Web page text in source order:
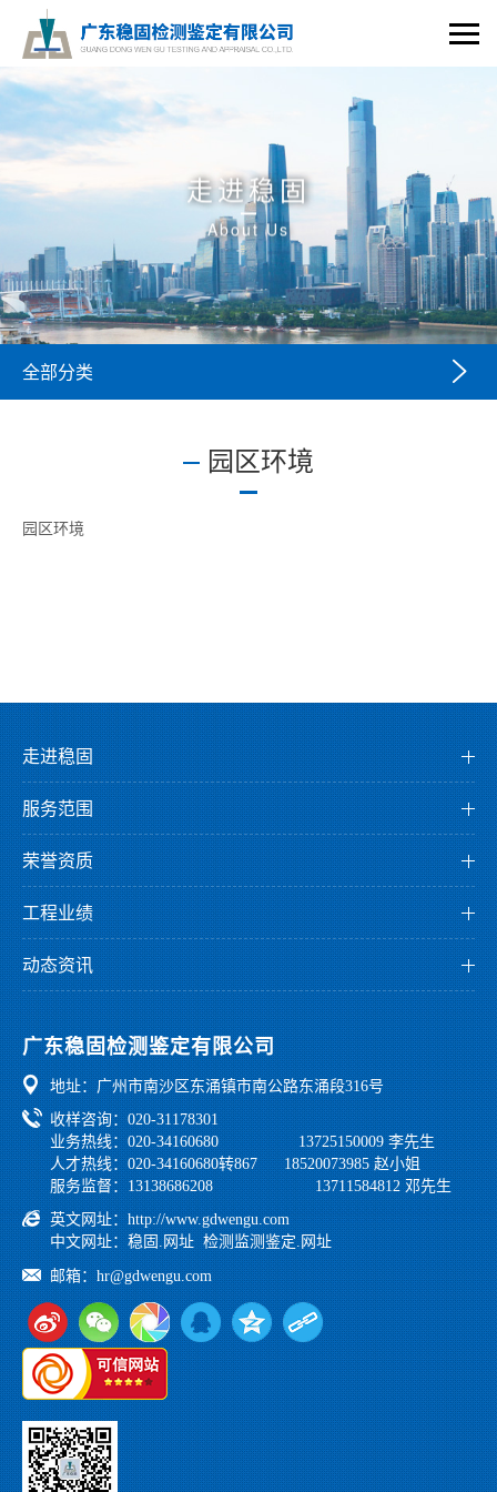
走进稳固
About Us
全部分类 
园区环境
园区环境
走进稳固
公司介绍
董事长介绍
企业文化
发展历程
组织架构
科研创新
园区环境
公正性和独立性声明
服务范围
检测服务
监测服务
鉴定服务
荣誉资质
资质证书
荣誉证书
专利证书
工程业绩
检测业绩
监测业绩
鉴定业绩
动态资讯
公司资讯
党工团建
行业法规
学习之家
广东稳固检测鉴定有限公司
地址：广州市南沙区东涌镇市南公路东涌段316号
收样咨询：020-31178301
业务热线：020-34160680 13725150009 李先生
人才热线：020-34160680转867 18520073985 赵小姐
服务监督：13138686208 13711584812 邓先生
英文网址：http://www.gdwengu.com
中文网址：稳固.网址 检测监测鉴定.网址
邮箱：hr@gdwengu.com